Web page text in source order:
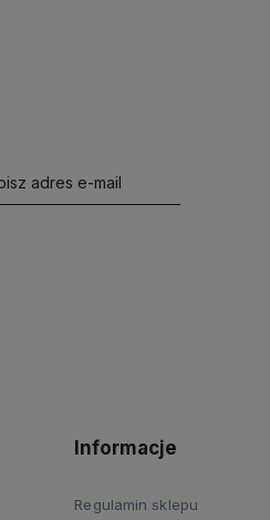
adres e-mail
Informacje
Regulamin sklepu